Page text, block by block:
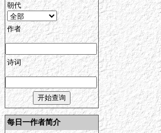
朝代
作者
诗词
每日一作者简介